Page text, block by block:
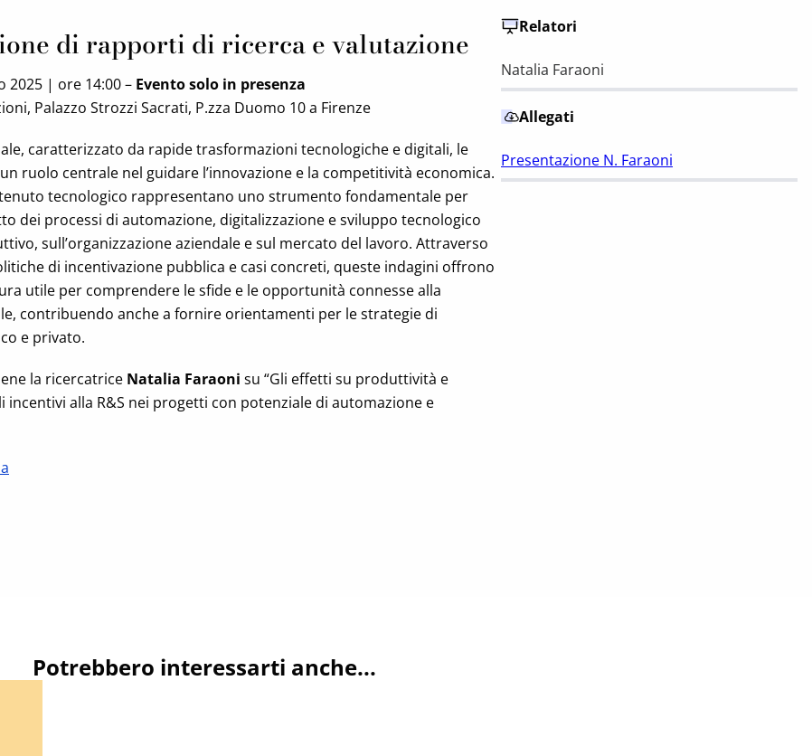
di rapporti di ricerca e valutazione
2025 | ore 14:00 – Evento solo in presenza
Palazzo Strozzi Sacrati, P.zza Duomo 10 a Firenze
caratterizzato da rapide trasformazioni tecnologiche e digitali, le
ruolo centrale nel guidare l’innovazione e la competitività economica.
tecnologico rappresentano uno strumento fondamentale per
dei processi di automazione, digitalizzazione e sviluppo tecnologico
sull’organizzazione aziendale e sul mercato del lavoro. Attraverso
di incentivazione pubblica e casi concreti, queste indagini offrono
utile per comprendere le sfide e le opportunità connesse alla
contribuendo anche a fornire orientamenti per le strategie di
e privato.
la ricercatrice Natalia Faraoni su “Gli effetti su produttività e
incentivi alla R&S nei progetti con potenziale di automazione e
Relatori
Natalia Faraoni
Allegati
Presentazione N. Faraoni
Potrebbero interessarti anche...